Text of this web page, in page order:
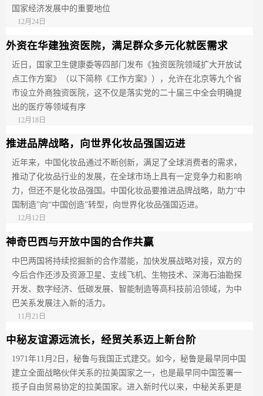
国家经济发展中的重要地位
12月24日
外资在华建独资医院，满足群众多元化就医需求
近日，国家卫生健康委等四部门发布《独资医院领域扩大开放试
点工作方案》（以下简称《工作方案》），允许在北京等九个省
市设立外商独资医院，这不仅是落实党的二十届三中全会明确提
出的医疗等领域有序
12月18日
推进品牌战略，向世界化妆品强国迈进
近年来，中国化妆品通过不断创新，满足了全球消费者的需求，
推动了化妆品行业的发展，在全球市场上具有一定竞争力和影响
力，但还不是化妆品强国。中国化妆品要推进品牌战略，助力“中
国制造”向“中国创造”转型，向世界化妆品强国迈进。
12月12日
神奇巴西与开放中国的合作共赢
中巴两国将持续挖掘新的合作潜能，加快发展战略对接，双方的
今后合作还涉及资源卫星、支线飞机、生物技术、深海石油勘探
开发、数字经济、低碳发展、智能制造等高科技前沿领域，为中
巴关系发展注入新的活力。
11月21日
中秘友谊源远流长，经贸关系迈上新台阶
1971年11月2日，秘鲁与我国正式建交。如今，秘鲁是最早同中国
建立全面战略伙伴关系的拉美国家之一，也是最早同中国签署一
揽子自由贸易协定的拉美国家。进入新时代以来，中秘关系更是